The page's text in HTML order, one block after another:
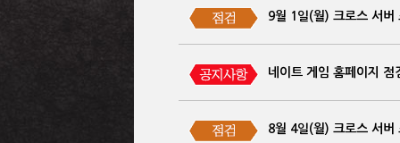
9월 1일(월) 크로스 서버
네이트 게임 홈페이지 점
8월 4일(월) 크로스 서버